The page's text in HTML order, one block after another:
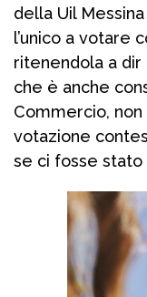
della Uil
l’unico a votare
ritenendola a dir
che è anche
Commercio,
votazione
se ci fosse